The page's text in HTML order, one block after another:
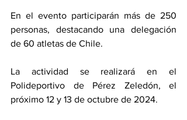
En el evento participarán más de 250
personas, destacando una delegación
de 60 atletas de Chile.
La actividad se realizará en el
Polideportivo de Pérez Zeledón, el
próximo 12 y 13 de octubre de 2024.